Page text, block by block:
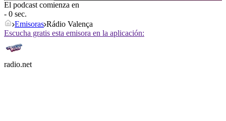
El podcast comienza en
- 0 sec.
Emisoras Rádio Valença
Escucha gratis esta emisora en la aplicación:
radio.net